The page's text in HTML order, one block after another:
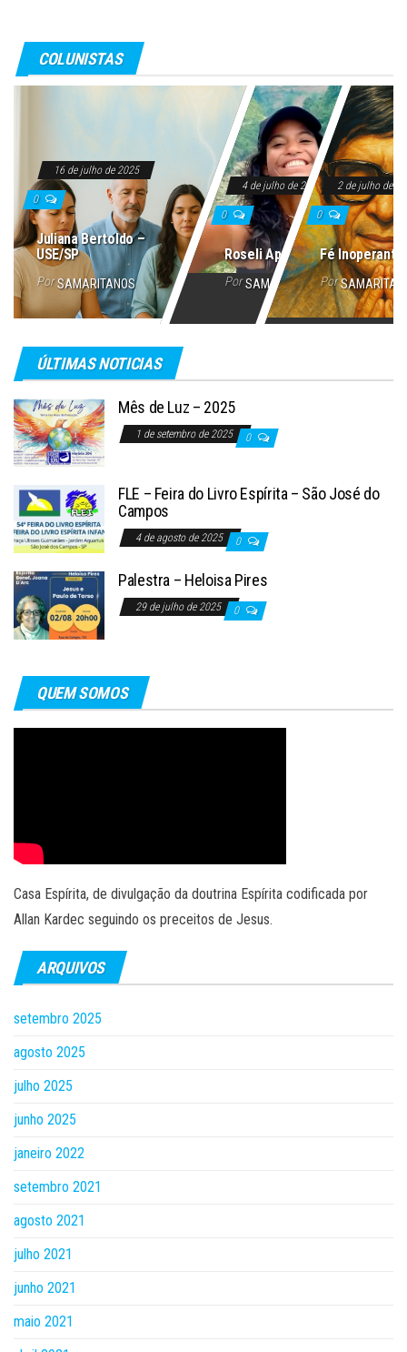
bo
ok
to
do
n
ail
COLUNISTAS
16 de julho de 2025
0
Juliana Bertoldo –
USE/SP
Por SAMARITANOS
4 de julho de 2025
0
Roseli Aparecida
Por SAMARITANOS
2 de julho de
0
Fé Inoperante
Por
ÚLTIMAS NOTICIAS
Mês de Luz – 2025
1 de setembro de 2025 0
FLE – Feira do Livro Espírita – São José do
Campos
4 de agosto de 2025 0
Palestra – Heloisa Pires
29 de julho de 2025 0
QUEM SOMOS
Casa Espírita, de divulgação da doutrina Espírita codificada por
Allan Kardec seguindo os preceitos de Jesus.
ARQUIVOS
setembro 2025
agosto 2025
julho 2025
junho 2025
janeiro 2022
setembro 2021
agosto 2021
julho 2021
junho 2021
maio 2021